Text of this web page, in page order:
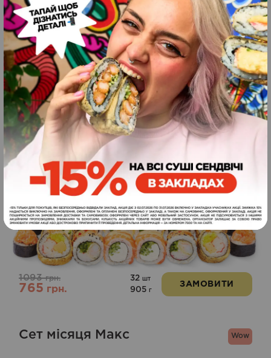
999грн.
899грн.
36шт
1030
ЗАМОВИТИ
Гурман
Оцінено
в
5.00
з 5
3
1093грн.
765грн.
32 шт
905 г
ЗАМОВИТИ
Wow
Сет місяця Макс